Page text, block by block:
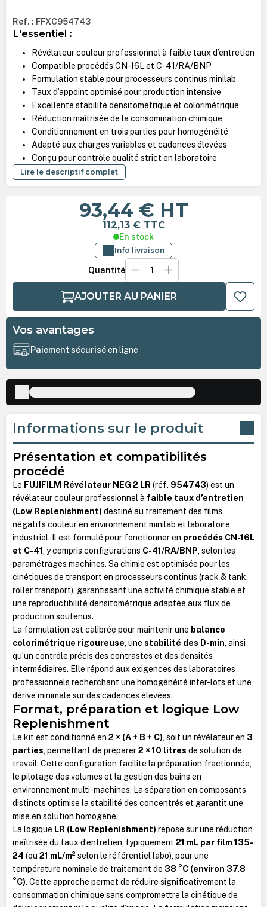
Ref. : FFXC954743
L'essentiel :
Révélateur couleur professionnel à faible taux d’entretien
Compatible procédés CN-16L et C-41/RA/BNP
Formulation stable pour processeurs continus minilab
Taux d’appoint optimisé pour production intensive
Excellente stabilité densitométrique et colorimétrique
Réduction maîtrisée de la consommation chimique
Conditionnement en trois parties pour homogénéité
Adapté aux charges variables et cadences élevées
Conçu pour contrôle qualité strict en laboratoire
Lire le descriptif complet
93,44 € HT
112,13 € TTC
En stock
Info livraison
Quantité
AJOUTER AU PANIER
Vos avantages
Paiement sécuriséen ligne
Informations sur le produit
Présentation et compatibilités
procédé
Le FUJIFILM Révélateur NEG 2 LR (réf. 954743) est un
révélateur couleur professionnel à faible taux d’entretien
(Low Replenishment) destiné au traitement des films
négatifs couleur en environnement minilab et laboratoire
industriel. Il est formulé pour fonctionner en procédés CN-16L
et C-41 , y compris configurations C-41/RA/BNP, selon les
paramétrages machines. Sa chimie est optimisée pour les
cinétiques de transport en processeurs continus (rack & tank,
roller transport), garantissant une activité chimique stable et
une reproductibilité densitométrique adaptée aux flux de
production soutenus.
La formulation est calibrée pour maintenir une balance
colorimétrique rigoureuse, une stabilité des D-min, ainsi
qu’un contrôle précis des contrastes et des densités
intermédiaires. Elle répond aux exigences des laboratoires
professionnels recherchant une homogénéité inter-lots et une
dérive minimale sur des cadences élevées.
Format, préparation et logique Low
Replenishment
Le kit est conditionné en 2 × (A + B + C), soit un révélateur en 3
parties, permettant de préparer2 × 10 litres de solution de
travail. Cette configuration facilite la préparation fractionnée,
le pilotage des volumes et la gestion des bains en
environnement multi-machines. La séparation en composants
distincts optimise la stabilité des concentrés et garantit une
mise en solution homogène.
La logique LR (Low Replenishment) repose sur une réduction
maîtrisée du taux d’entretien, typiquement 21 mL par film 135-
24 (ou 21 mL/m²selon le référentiel labo), pour une
température nominale de traitement de 38 °C (environ 37,8
°C). Cette approche permet de réduire significativement la
consommation chimique sans compromettre la cinétique de